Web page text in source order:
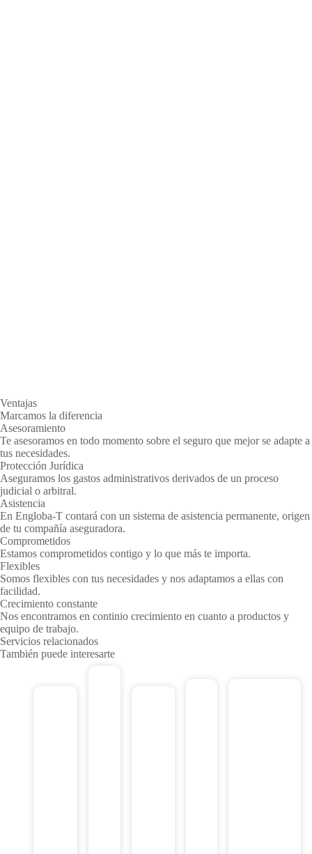
Ventajas
Marcamos la diferencia
Asesoramiento
Te asesoramos en todo momento sobre el seguro que mejor se adapte a
tus necesidades.
Protección Jurídica
Aseguramos los gastos administrativos derivados de un proceso
judicial o arbitral.
Asistencia
En Engloba-T contará con un sistema de asistencia permanente, origen
de tu compañía aseguradora.
Comprometidos
Estamos comprometidos contigo y lo que más te importa.
Flexibles
Somos flexibles con tus necesidades y nos adaptamos a ellas con
facilidad.
Crecimiento constante
Nos encontramos en continio crecimiento en cuanto a productos y
equipo de trabajo.
Servicios relacionados
También puede interesarte